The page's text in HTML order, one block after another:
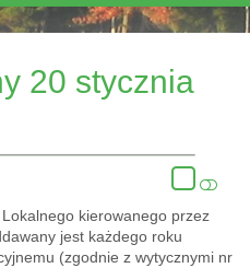
20 stycznia
kierowanego przez
jest każdego roku
(zgodnie z wytycznymi nr